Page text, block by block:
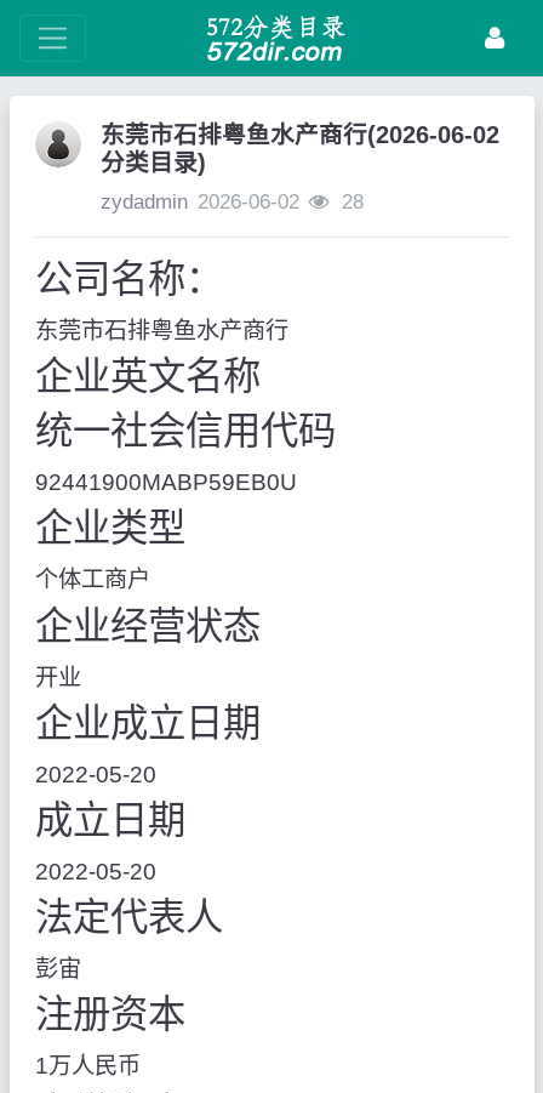
东莞市石排粤鱼水产商行(2026-06-02
分类目录)
zydadmin 2026-06-02 28
公司名称：
东莞市石排粤鱼水产商行
企业英文名称
统一社会信用代码
92441900MABP59EB0U
企业类型
个体工商户
企业经营状态
开业
企业成立日期
2022-05-20
成立日期
2022-05-20
法定代表人
彭宙
注册资本
1万人民币